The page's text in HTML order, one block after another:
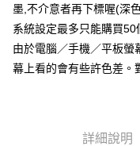
【「AFTEE先享後付」結帳
１．於結帳方式選擇「
結帳頁面，進行簡訊認證並
２．訂單成立數日內，您將
３．收到繳費通知簡訊後14
※ 交易是否成功請以「
每筆NT$65，滿
付款後全家取貨
每筆NT$65，滿
付款後7-11取貨
墨,不介意者再下標喔(深
系統設定最多只能購買50
由於電腦／手機／平板螢
幕上看的會有些許色差。
詳細說明